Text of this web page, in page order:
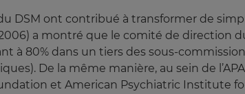
DSM ont contribué à transformer de
a montré que le comité de direction
à 80% dans un tiers des sous-
De la même manière, au sein de
et American Psychiatric Institute